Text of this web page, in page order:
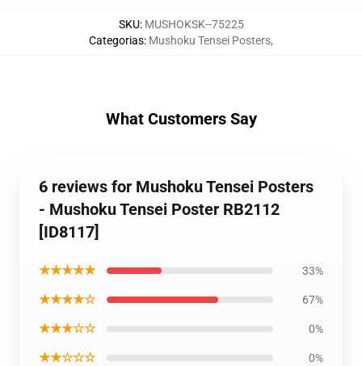
SKU: MUSHOKSK--75225
Categorias: Mushoku Tensei Posters,
What Customers Say
6 reviews for Mushoku Tensei Posters
- Mushoku Tensei Poster RB2112
[ID8117]
★★★★★ 33%
★★★★☆ 67%
★★★☆☆ 0%
★★☆☆☆ 0%